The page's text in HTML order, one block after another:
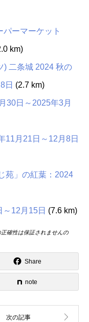
パーマーケット
km)
) 二条城 2024 秋の
日 (2.7 km)
30日～2025年3月
11月21日～12月8日
苑」の紅葉：2024
12月15日 (7.6 km)
確性は保証されませんの
Share
note